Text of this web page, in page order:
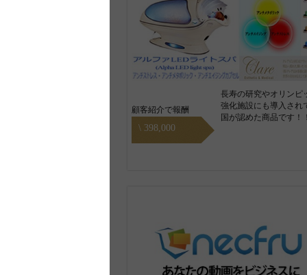
長寿の研究やオリンピ
強化施設にも導入され
国が認めた商品です！
\ 398,000
顧客紹介で報酬